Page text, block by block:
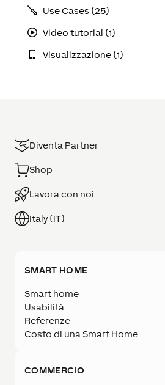
Use Cases (25)
Video tutorial (1)
Visualizzazione (1)
Diventa Partner
Shop
Lavora con noi
Italy (IT)
SMART HOME
Smart home
Usabilità
Referenze
Costo di una Smart Home
COMMERCIO